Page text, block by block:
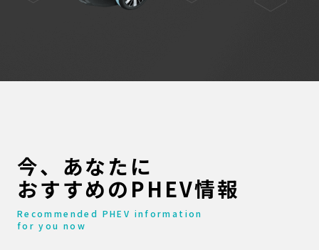
今、あなたに
おすすめのPHEV情報
Recommended PHEV information
for you now